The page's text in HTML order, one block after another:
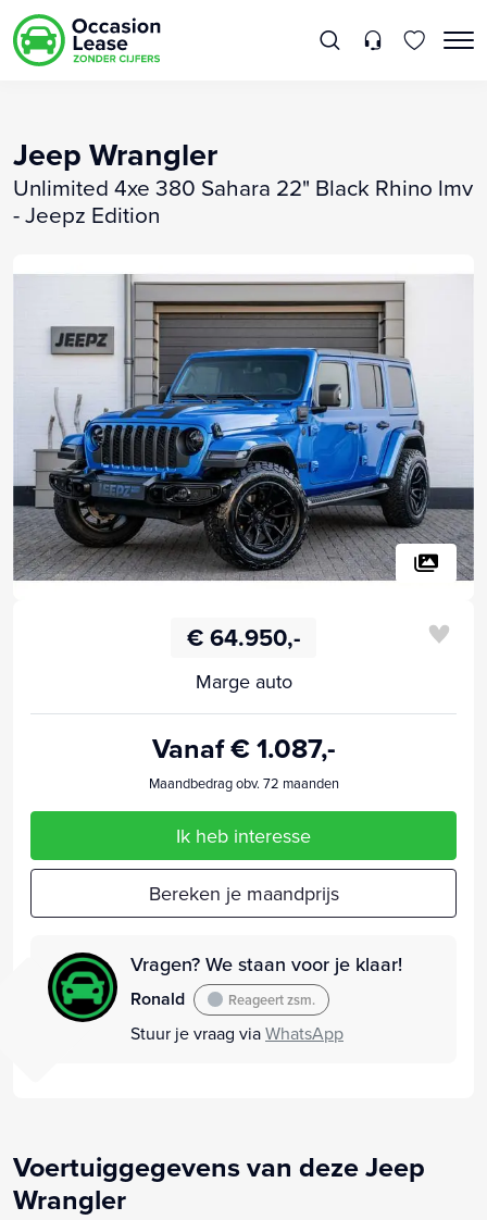
Jeep Wrangler
Unlimited 4xe 380 Sahara 22" Black Rhino lmv
- Jeepz Edition
€ 64.950,-
Marge auto
Vanaf € 1.087,-
Maandbedrag obv. 72 maanden
Ik heb interesse
Bereken je maandprijs
Vragen? We staan voor je klaar!
Ronald Reageert zsm.
Stuur je vraag viaWhatsApp
Voertuiggegevens van deze Jeep
Wrangler